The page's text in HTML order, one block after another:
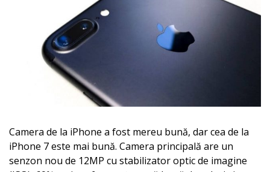
Camera de la iPhone a fost mereu bună, dar cea de la
iPhone 7 este mai bună. Camera principală are un
senzon nou de 12MP cu stabilizator optic de imagine